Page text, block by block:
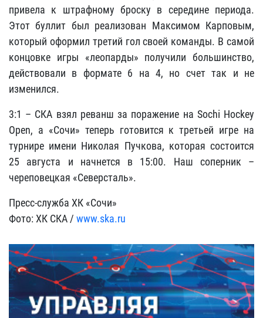
привела к штрафному броску в середине периода.
Этот буллит был реализован Максимом Карповым,
который оформил третий гол своей команды. В самой
концовке игры «леопарды» получили большинство,
действовали в формате 6 на 4, но счет так и не
изменился.
3:1 – СКА взял реванш за поражение на Sochi Hockey
Open, а «Сочи» теперь готовится к третьей игре на
турнире имени Николая Пучкова, которая состоится
25 августа и начнется в 15:00. Наш соперник –
череповецкая «Северсталь».
Пресс-служба ХК «Сочи»
Фото: ХК СКА / www.ska.ru